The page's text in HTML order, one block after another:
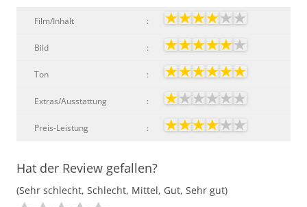
Film/Inhalt :
Bild :
Ton :
Extras/Ausstattung :
Preis-Leistung :
Hat der Review gefallen?
(Sehr schlecht, Schlecht, Mittel, Gut, Sehr gut)